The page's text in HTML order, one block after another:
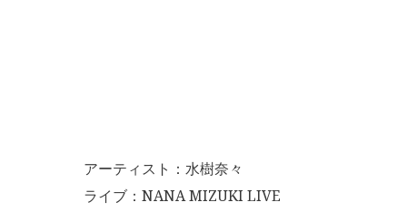
アーティスト：水樹奈々
ライブ：NANA MIZUKI LIVE